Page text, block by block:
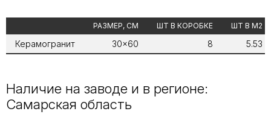
РАЗМЕР, СМ ШТ В КОРОБКЕ ШТ В М2
Керамогранит 30x60 8 5.53
Наличие на заводе и в регионе:
Самарская область